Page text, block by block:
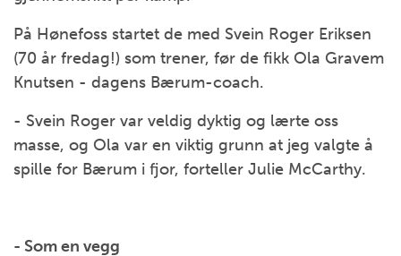
På Hønefoss startet de med Svein Roger Eriksen
(70 år fredag!) som trener, før de fikk Ola Gravem
Knutsen - dagens Bærum-coach.
- Svein Roger var veldig dyktig og lærte oss
masse, og Ola var en viktig grunn at jeg valgte å
spille for Bærum i fjor, forteller Julie McCarthy.
- Som en vegg